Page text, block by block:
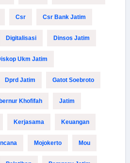
Csr Csr Bank Jatim
Digitalisasi Dinsos Jatim
Ukm Jatim
Dprd Jatim Gatot Soebroto
Khofifah Jatim
Kerjasama Keuangan
Mojokerto Mou